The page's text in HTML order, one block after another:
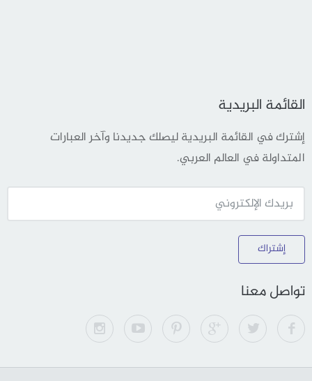
القائمة البريدية
إشترك في القائمة البريدية ليصلك جديدنا وآخر العبارات
المتداولة في العالم العربي.
إشتراك
تواصل معنا